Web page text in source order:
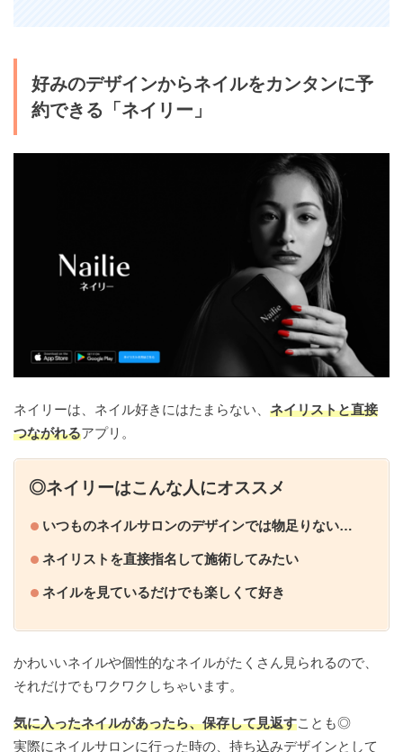
好みのデザインからネイルをカンタンに予
約できる「ネイリー」
ネイリーは、ネイル好きにはたまらない、ネイリストと直接
つながれるアプリ。
◎ネイリーはこんな人にオススメ
いつものネイルサロンのデザインでは物足りない…
ネイリストを直接指名して施術してみたい
ネイルを見ているだけでも楽しくて好き
かわいいネイルや個性的なネイルがたくさん見られるので、
それだけでもワクワクしちゃいます。
気に入ったネイルがあったら、保存して見返すことも◎
実際にネイルサロンに行った時の、持ち込みデザインとして